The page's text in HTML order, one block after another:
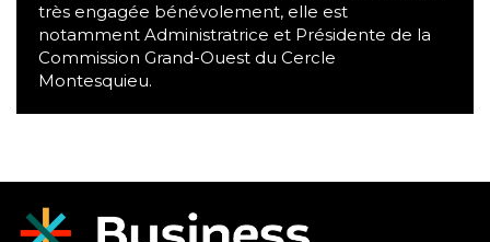
très engagée bénévolement, elle est
notamment Administratrice et Présidente de la
Commission Grand-Ouest du Cercle
Montesquieu.